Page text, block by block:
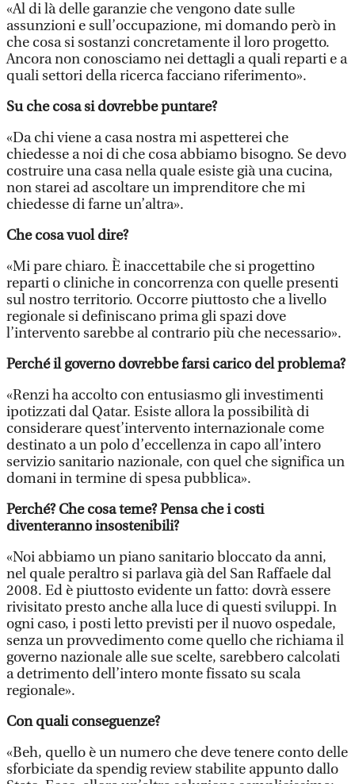
«Al di là delle garanzie che vengono date sulle
assunzioni e sull’occupazione, mi domando però in
che cosa si sostanzi concretamente il loro progetto.
Ancora non conosciamo nei dettagli a quali reparti e a
quali settori della ricerca facciano riferimento».
Su che cosa si dovrebbe puntare?
«Da chi viene a casa nostra mi aspetterei che
chiedesse a noi di che cosa abbiamo bisogno. Se devo
costruire una casa nella quale esiste già una cucina,
non starei ad ascoltare un imprenditore che mi
chiedesse di farne un’altra».
Che cosa vuol dire?
«Mi pare chiaro. È inaccettabile che si progettino
reparti o cliniche in concorrenza con quelle presenti
sul nostro territorio. Occorre piuttosto che a livello
regionale si definiscano prima gli spazi dove
l’intervento sarebbe al contrario più che necessario».
Perché il governo dovrebbe farsi carico del problema?
«Renzi ha accolto con entusiasmo gli investimenti
ipotizzati dal Qatar. Esiste allora la possibilità di
considerare quest’intervento internazionale come
destinato a un polo d’eccellenza in capo all’intero
servizio sanitario nazionale, con quel che significa un
domani in termine di spesa pubblica».
Perché? Che cosa teme? Pensa che i costi
diventeranno insostenibili?
«Noi abbiamo un piano sanitario bloccato da anni,
nel quale peraltro si parlava già del San Raffaele dal
2008. Ed è piuttosto evidente un fatto: dovrà essere
rivisitato presto anche alla luce di questi sviluppi. In
ogni caso, i posti letto previsti per il nuovo ospedale,
senza un provvedimento come quello che richiama il
governo nazionale alle sue scelte, sarebbero calcolati
a detrimento dell’intero monte fissato su scala
regionale».
Con quali conseguenze?
«Beh, quello è un numero che deve tenere conto delle
sforbiciate da spendig review stabilite appunto dallo